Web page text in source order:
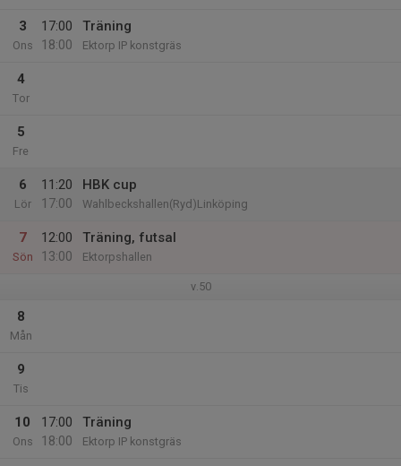
3
Ons
17:00
18:00
Träning
Ektorp IP konstgräs
4
Tor
5
Fre
6
Lör
11:20
17:00
HBK cup
Wahlbeckshallen(Ryd)Linköping
7
Sön
12:00
13:00
Träning, futsal
Ektorpshallen
v.50
8
Mån
9
Tis
10
Ons
17:00
18:00
Träning
Ektorp IP konstgräs